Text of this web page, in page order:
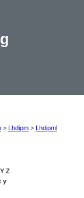
> Lhdipm > Lhdipml
Y Z
y